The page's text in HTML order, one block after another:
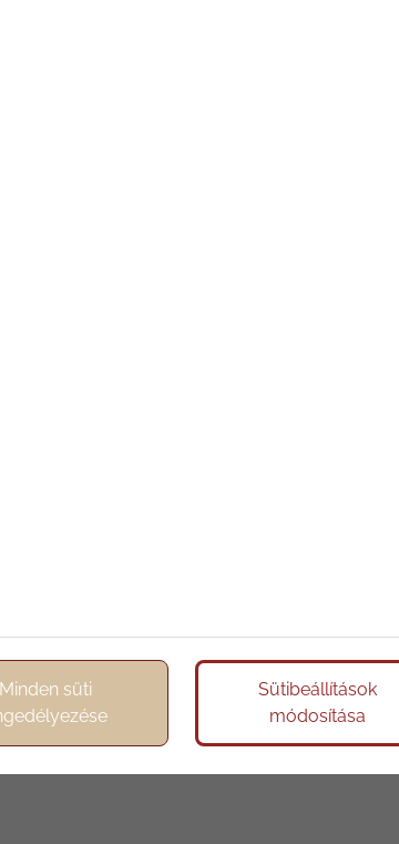
megszámlálhatatlanok – fedezze fel, melyik
egy igazán
alkalmas minden fontos eseményhez,
Ezek az őszi időszakban is könnyen
különlegesebbé teszi őket. A hotel elegáns
pillanataihoz, különösen kis
és a kifinomultság kiemelt szerepet kap. A
szervez meg, így a vendégek teljes
Évfordulók –
is igazi ünnepi élménnyé válik. A
pillanatot felejthetetlenné varázsol. Egy privát
ahol a romantikus környezet tökéletes hátteret
amikor a természet aranyló szépsége
sugárzó őszi helyszín tökéletes választás.
boldogsága méltóképpen kerüljön
jelent akadályt, hiszen a hotel komplex
legyen, bármilyen körülmények között.
Minden süti
Sütibeállítások
módosítása